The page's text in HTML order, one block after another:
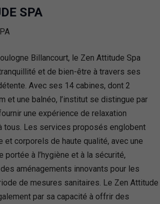
SPA
Billancourt, le Zen Attitude Spa
et de bien-être à travers ses
Avec ses 14 cabines, dont 2
et une balnéo, l’institut se distingue par
une expérience de relaxation
tous. Les services proposés englobent
et corporels de haute qualité, avec une
portée à l’hygiène et à la sécurité,
aménagements innovants pour les
de mesures sanitaires. Le Zen Attitude
par sa capacité à offrir des